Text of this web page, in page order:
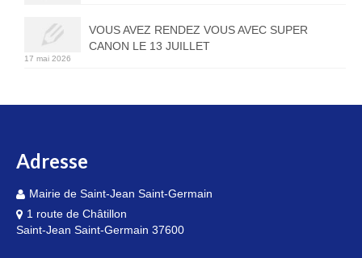
VOUS AVEZ RENDEZ VOUS AVEC SUPER
CANON LE 13 JUILLET
17 mai 2026
Adresse
Mairie de Saint-Jean Saint-Germain
1 route de Châtillon
Saint-Jean Saint-Germain 37600